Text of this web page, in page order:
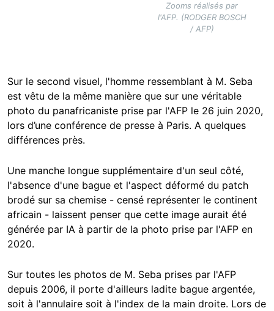
Zooms réalisés par
l'AFP. (RODGER BOSCH
/ AFP)
Sur le second visuel, l'homme ressemblant à M. Seba
est vêtu de la même manière que sur une véritable
photo du panafricaniste prise par l'AFP le 26 juin 2020,
lors d’une conférence de presse à Paris. A quelques
différences près.
Une manche longue supplémentaire d'un seul côté,
l'absence d'une bague et l'aspect déformé du patch
brodé sur sa chemise - censé représenter le continent
africain - laissent penser que cette image aurait été
générée par IA à partir de la photo prise par l'AFP en
2020.
Sur toutes les photos de M. Seba prises par l'AFP
depuis 2006, il porte d'ailleurs ladite bague argentée,
soit à l'annulaire soit à l'index de la main droite. Lors de